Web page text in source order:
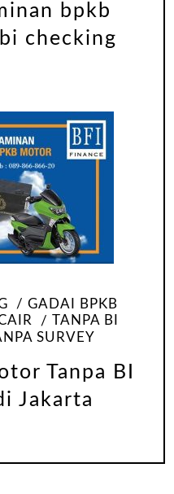
bpkb
checking
GADAI BPKB
TANPA BI
SURVEY
Tanpa BI
Jakarta